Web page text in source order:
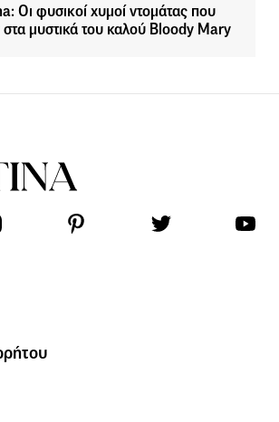
Οι φυσικοί χυμοί ντομάτας που
μυστικά του καλού Bloody Mary